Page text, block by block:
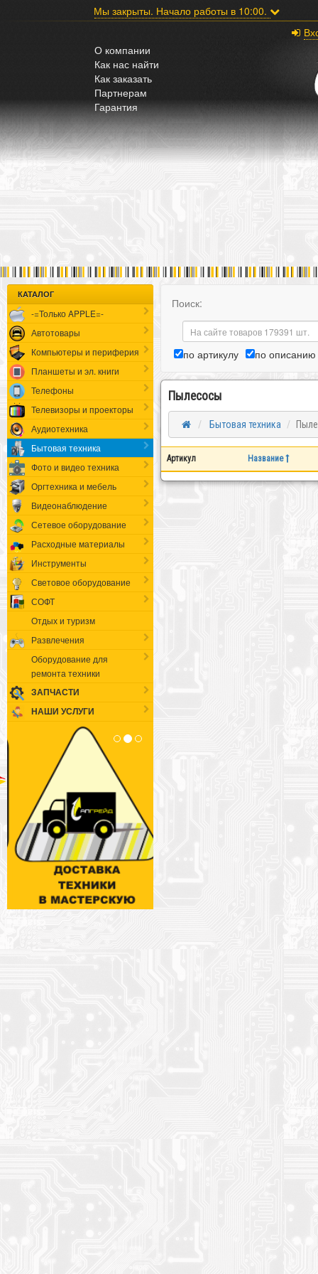
Мы закрыты. Начало работы в 10:00.
О компании
Как нас найти
Как заказать
Партнерам
Гарантия
КАТАЛОГ
-=Только APPLE=-
Автотовары
Компьютеры и периферия
Планшеты и эл. книги
Телефоны
Телевизоры и проекторы
Аудиотехника
Бытовая техника
Фото и видео техника
Оргтехника и мебель
Видеонаблюдение
Сетевое оборудование
Расходные материалы
Инструменты
Световое оборудование
СОФТ
Отдых и туризм
Развлечения
Оборудование для
ремонта техники
ЗАПЧАСТИ
НАШИ УСЛУГИ
Поиск:
по артикулу по описанию
Пылесосы
Бытовая техника
Артикул Название